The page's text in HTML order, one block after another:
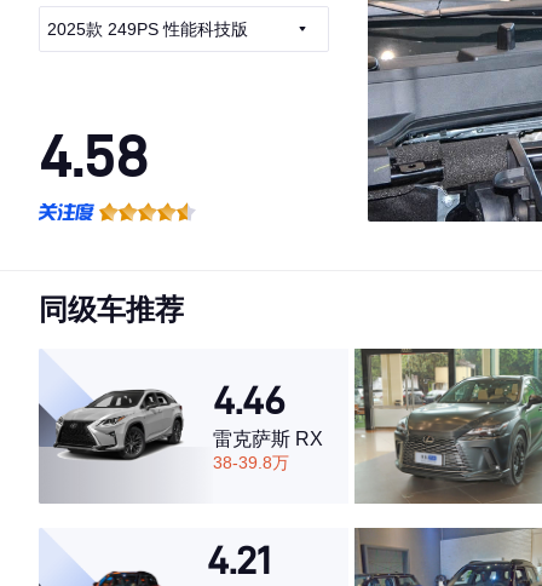
2025款 249PS 性能科技版
4.58
·空间表现一般，低于73%同级车
同级车推荐
4.46
雷克萨斯 RX
38-39.8万
4.21